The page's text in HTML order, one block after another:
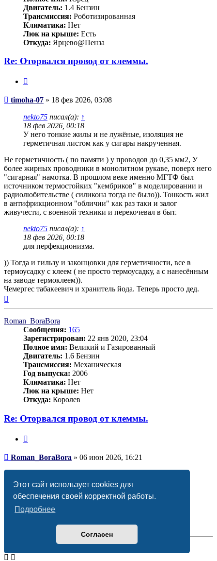
Этот сайт использует cookies для
обеспечения своей корректной работы.
Подробнее
Согласен
Двигатель: 1.4 Бензин
Трансмиссия: Роботизированная
Климатика: Нет
Люк на крыше: Есть
Откуда: Ярцево@Пенза
Re: Оторвался провод от клеммы.
Сообщение
timoha-07 » 18 фев 2026, 03:08
nekto75 писал(а): ↑
18 фев 2026, 00:18
У него тонкие жилы и не лужёные, изоляция не
герметичная листом как у сигары накрученная.
Не герметичность ( по памяти ) у проводов до 0,35 мм2, У
более жирных проводники в монолитном рукаве, поверх него
"сигарная" намотка. В прошлом веке именно МГТФ был
источником термостойких "кембриков" в моделировании и
радиолюбительстве ( силикона тогда не было)). Тонкость жил
в антифрикционном "обличии" как раз таки и залог
живучести, с военной техники и перекочевал в быт.
nekto75 писал(а): ↑
18 фев 2026, 00:18
для перфекционизма.
)) Тогда и гильзу и законцовки для герметичности, все в
термоусадку с клеем ( не просто термоусадку, а с нанесённым
на заводе термоклеем)).
Чемергес табакеевич и хранитель йода. Теперь просто дед.
Roman_BoraBora
Сообщения: 165
Зарегистрирован: 22 янв 2020, 23:04
Полное имя: Великий и Газированный
Двигатель: 1.6 Бензин
Трансмиссия: Механическая
Год выпуска: 2006
Климатика: Нет
Люк на крыше: Нет
Откуда: Королев
Re: Оторвался провод от клеммы.
Сообщение
Roman_BoraBora » 06 июн 2026, 16:21
20 апр 2023, 21:56
Смотря какой втулкой.
Второй вариант, ГМЛ. Интернет солидарен, что это